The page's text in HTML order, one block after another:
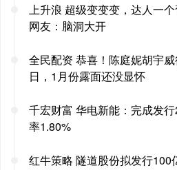
上升浪 超级变变变，达人一个
网友：脑洞大开
全民配资 恭喜！陈庭妮胡宇
日，1月份露面还没显怀
千宏财富 华电新能：完成发
率1.80%
红牛策略 隧道股份拟发行100